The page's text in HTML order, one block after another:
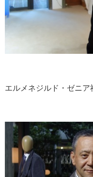
エルメネジルド・ゼニア